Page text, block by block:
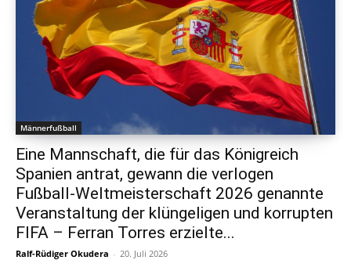
Männerfußball
Eine Mannschaft, die für das Königreich
Spanien antrat, gewann die verlogen
Fußball-Weltmeisterschaft 2026 genannte
Veranstaltung der klüngeligen und korrupten
FIFA – Ferran Torres erzielte...
Ralf-Rüdiger Okudera - 20. Juli 2026